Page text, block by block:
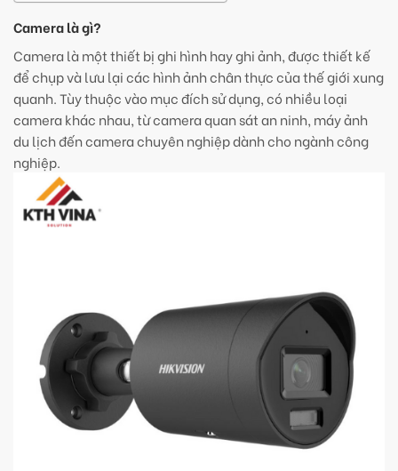
Camera là gì?
Camera là một thiết bị ghi hình hay ghi ảnh, được thiết kế
để chụp và lưu lại các hình ảnh chân thực của thế giới xung
quanh. Tùy thuộc vào mục đích sử dụng, có nhiều loại
camera khác nhau, từ camera quan sát an ninh, máy ảnh
du lịch đến camera chuyên nghiệp dành cho ngành công
nghiệp.